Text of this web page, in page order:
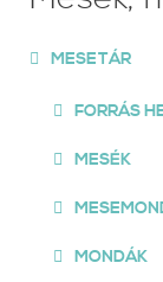
MESETÁR
FORRÁS
MESÉK
MONDÁK